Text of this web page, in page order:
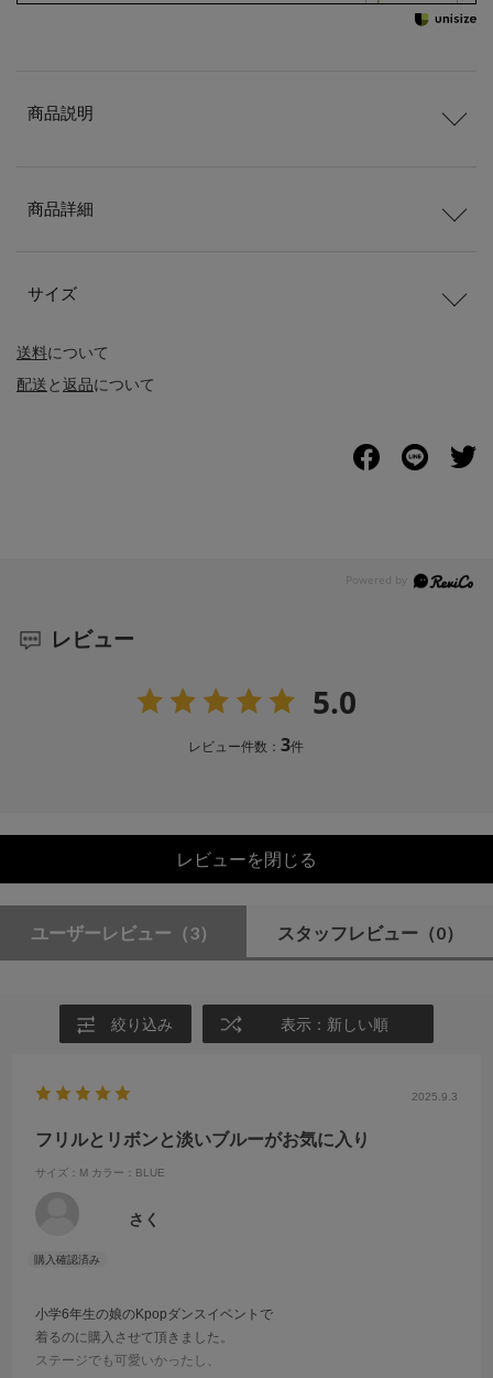
送料について
配送と返品について
商品説明
商品詳細
サイズ
レビュー
5.0
レビュー件数：3件
レビューを閉じる
ユーザーレビュー （3） スタッフレビュー （0）
絞り込み 表示：新しい順
2025.9.3
フリルとリボンと淡いブルーがお気に入り
サイズ：M カラー：BLUE
さく
小学6年生の娘のKpopダンスイベントで
着るのに購入させて頂きました。
ステージでも可愛いかったし、